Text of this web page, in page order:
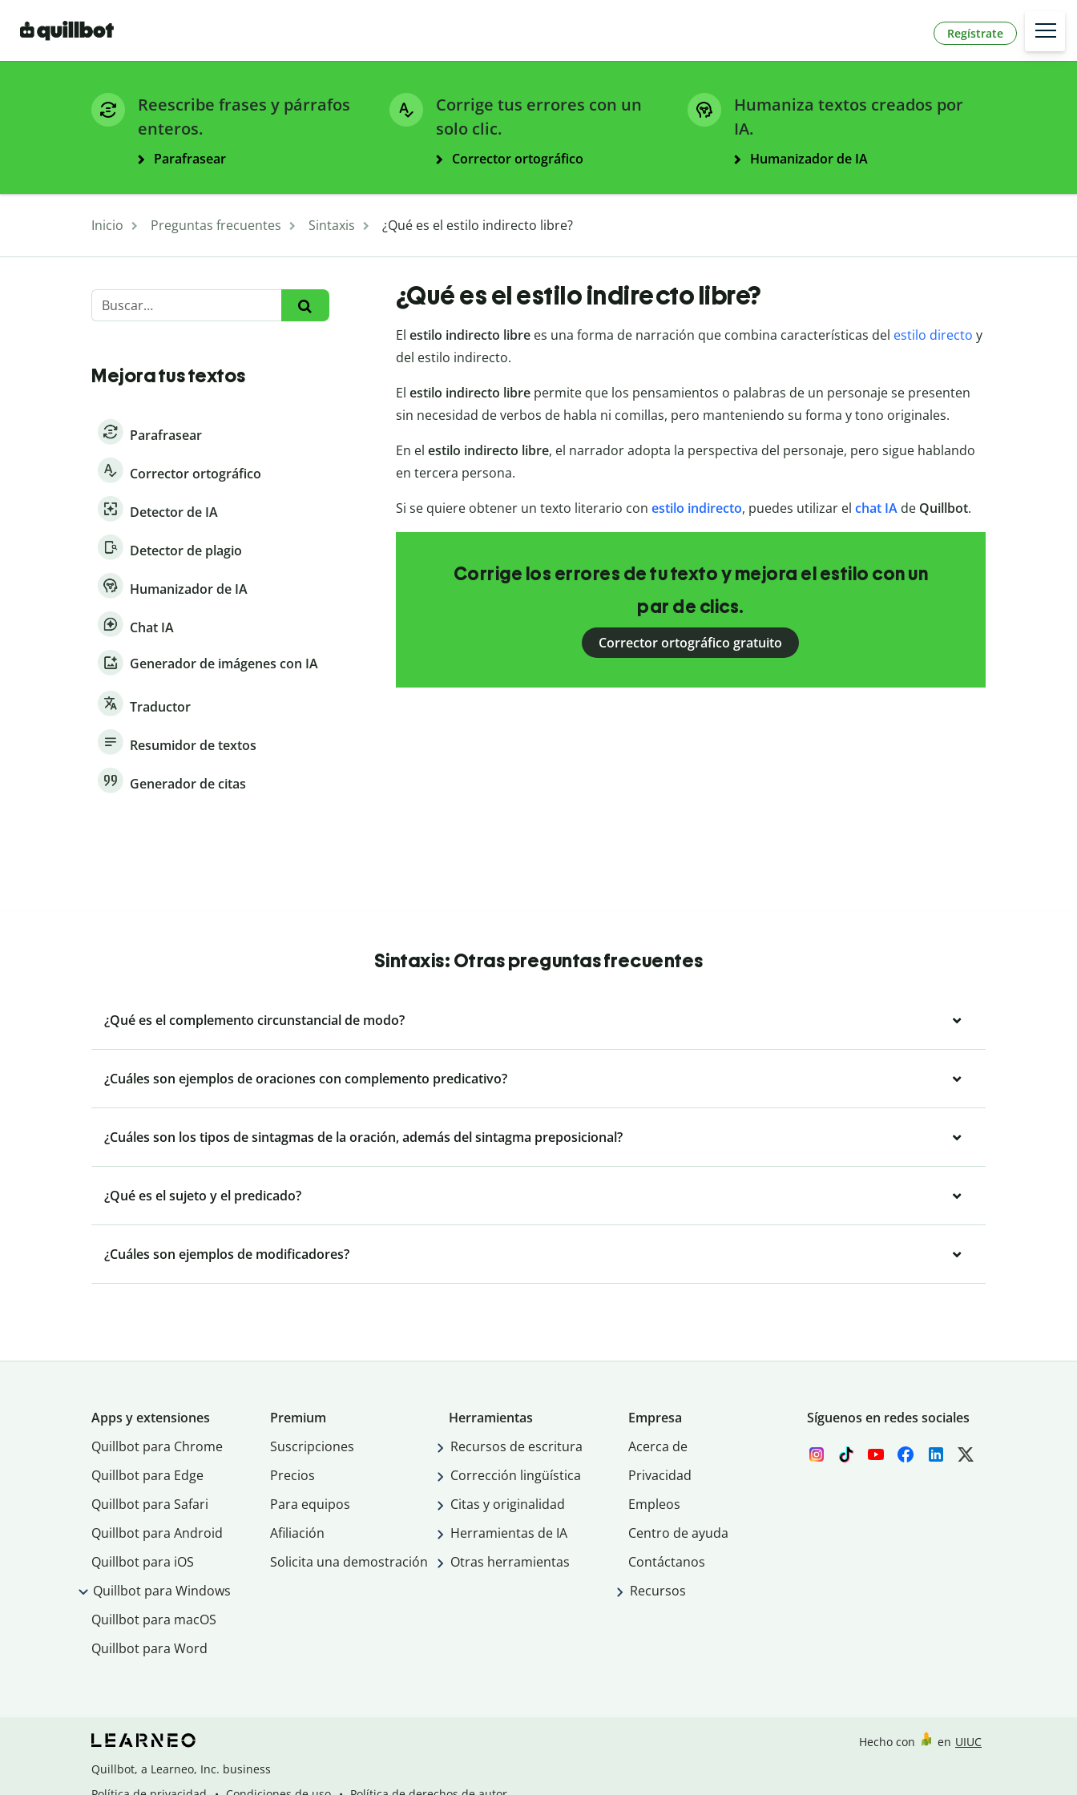
Regístrate
Reescribe frases y párrafos
enteros.
Parafrasear
Corrige tus errores con un
solo clic.
Corrector ortográfico
Humaniza textos creados por
IA.
Humanizador de IA
Inicio Preguntas frecuentes Sintaxis ¿Qué es el estilo indirecto libre?
Mejora tus textos
Parafrasear
Corrector ortográfico
Detector de IA
Detector de plagio
Humanizador de IA
Chat IA
Generador de imágenes con IA
Traductor
Resumidor de textos
Generador de citas
¿Qué es el estilo indirecto libre?
El estilo indirecto librees una forma de narración que combina características del estilo directo y
del estilo indirecto.
El estilo indirecto librepermite que los pensamientos o palabras de un personaje se presenten
sin necesidad de verbos de habla ni comillas, pero manteniendo su forma y tono originales.
En el estilo indirecto libre, el narrador adopta la perspectiva del personaje, pero sigue hablando
en tercera persona.
Si se quiere obtener un texto literario con estilo indirecto, puedes utilizar el chat IAde Quillbot.
Corrige los errores de tu texto y mejora el estilo con un
par de clics.
Corrector ortográfico gratuito
Sintaxis: Otras preguntas frecuentes
¿Qué es el complemento circunstancial de modo?
¿Cuáles son ejemplos de oraciones con complemento predicativo?
¿Cuáles son los tipos de sintagmas de la oración, además del sintagma preposicional?
¿Qué es el sujeto y el predicado?
¿Cuáles son ejemplos de modificadores?
Apps y extensiones
Quillbot para Chrome
Quillbot para Edge
Quillbot para Safari
Quillbot para Android
Quillbot para iOS
Quillbot para Windows
Quillbot para macOS
Quillbot para Word
Premium
Suscripciones
Precios
Para equipos
Afiliación
Solicita una demostración
Herramientas
Recursos de escritura
Corrección lingüística
Citas y originalidad
Herramientas de IA
Otras herramientas
Empresa
Acerca de
Privacidad
Empleos
Centro de ayuda
Contáctanos
Recursos
Síguenos en redes sociales
Quillbot, a Learneo, Inc. business
Hecho con en UIUC